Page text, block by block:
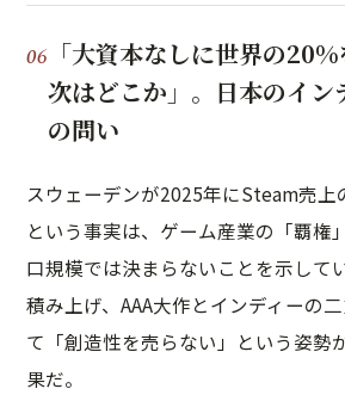
「大資本なしに世界の20%
次はどこか」。日本のイン
の問い
スウェーデンが2025年にSteam売上
という事実は、ゲーム産業の「覇権
口規模では決まらないことを示して
積み上げ、AAA大作とインディーの
て「創造性を売らない」という姿勢
果だ。